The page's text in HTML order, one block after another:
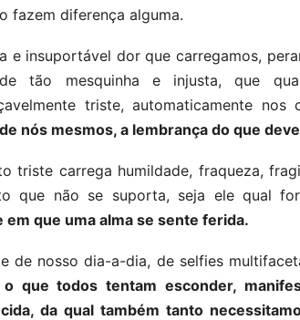
fazem diferença alguma.
e insuportável dor que carregamos,
tão mesquinha e injusta, que
triste, automaticamente nos
nós mesmos, a lembrança do que
triste carrega humildade, fraqueza,
que não se suporta, seja ele qual
em que uma alma se sente ferida.
de nosso dia-a-dia, de selfies
o que todos tentam esconder,
da qual também tanto